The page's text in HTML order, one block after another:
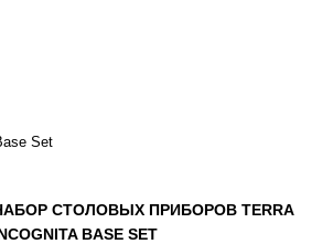
Set
СТОЛОВЫХ ПРИБОРОВ TERRA
BASE SET